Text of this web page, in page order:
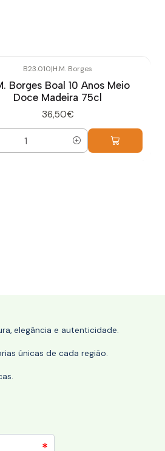
B23.010|H.M. Borges
Borges Boal 10 Anos Meio
Doce Madeira 75cl
36,50€
elegância e autenticidade.
únicas de cada região.